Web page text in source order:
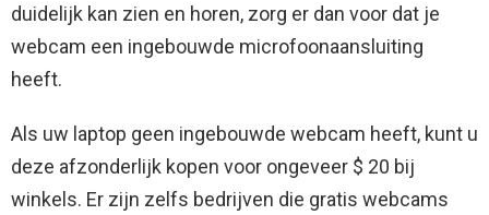
duidelijk kan zien en horen, zorg er dan voor dat je
webcam een ​​ingebouwde microfoonaansluiting
heeft.
Als uw laptop geen ingebouwde webcam heeft, kunt u
deze afzonderlijk kopen voor ongeveer $ 20 bij
winkels. Er zijn zelfs bedrijven die gratis webcams